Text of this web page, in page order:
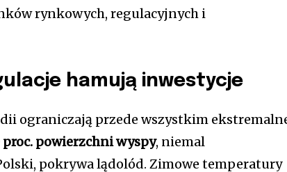
rynkowych, regulacyjnych i
hamują inwestycje
ograniczają przede wszystkim
proc. powierzchni wyspy, niemal
pokrywa lądolód. Zimowe temperatury